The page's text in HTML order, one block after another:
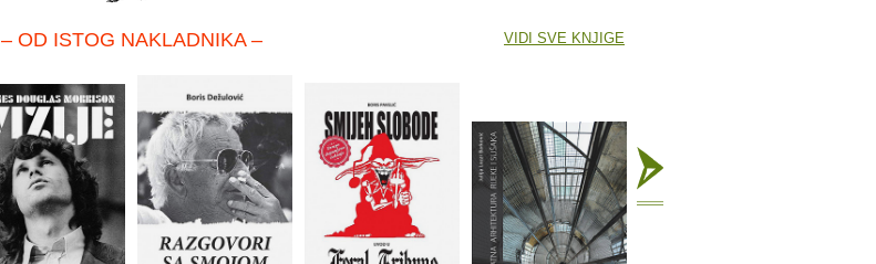
– OD ISTOG NAKLADNIKA – VIDI SVE KNJIGE